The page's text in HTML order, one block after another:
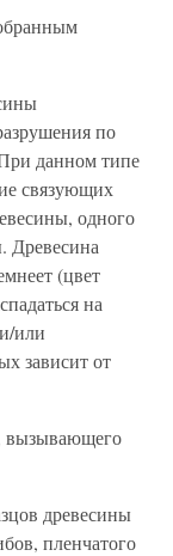
по
данном типе
связующих
одного
Древесина
(цвет
на
или
зависит от
вызывающего
древесины
пленчатого